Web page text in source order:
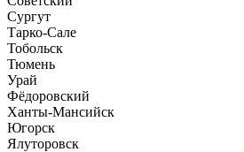
Сургут
Тарко-Сале
Тобольск
Тюмень
Урай
Фёдоровский
Ханты-Мансийск
Югорск
Ялуторовск